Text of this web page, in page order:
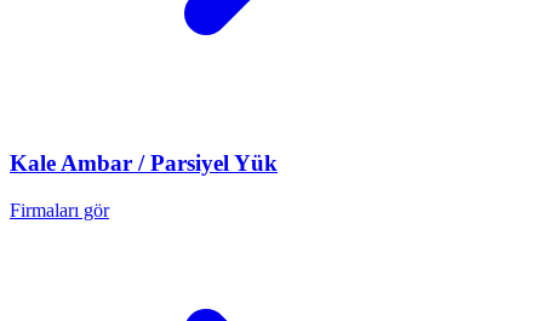
Kale Ambar / Parsiyel Yük
Firmaları gör